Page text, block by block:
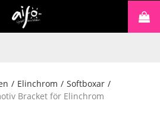
/ Elinchrom / Softboxar /
Bracket för Elinchrom